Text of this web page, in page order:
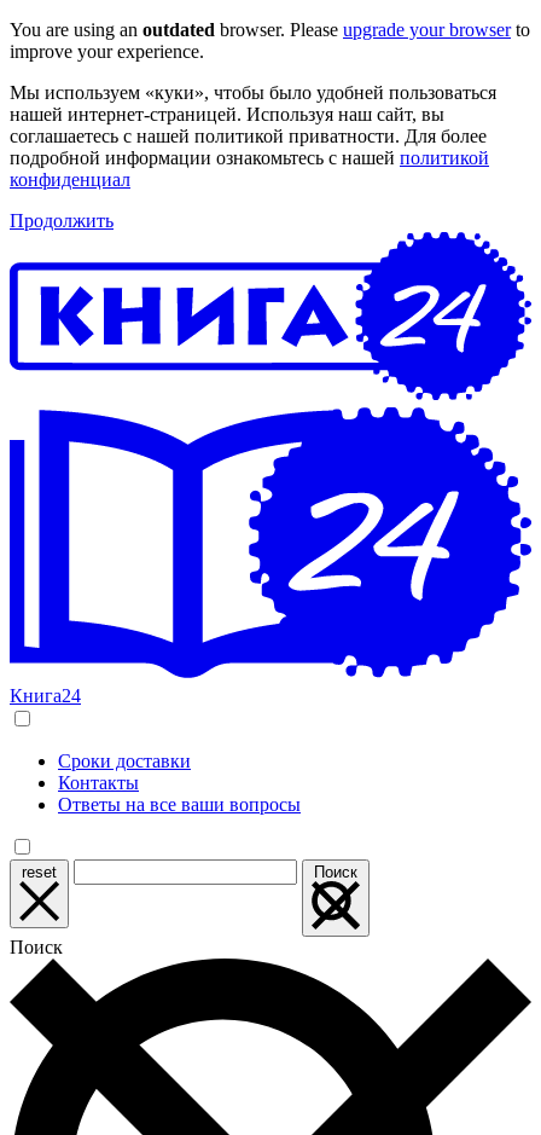
You are using an outdated browser. Please upgrade your browserto
improve your experience.
Мы используем «куки», чтобы было удобней пользоваться
нашей интернет-страницей. Используя наш сайт, вы
соглашаетесь с нашей политикой приватности. Для более
подробной информации ознакомьтесь с нашей политикой
конфиденциал
Продолжить
Книга24
Сроки доставки
Контакты
Ответы на все ваши вопросы
reset Поиск
Поиск